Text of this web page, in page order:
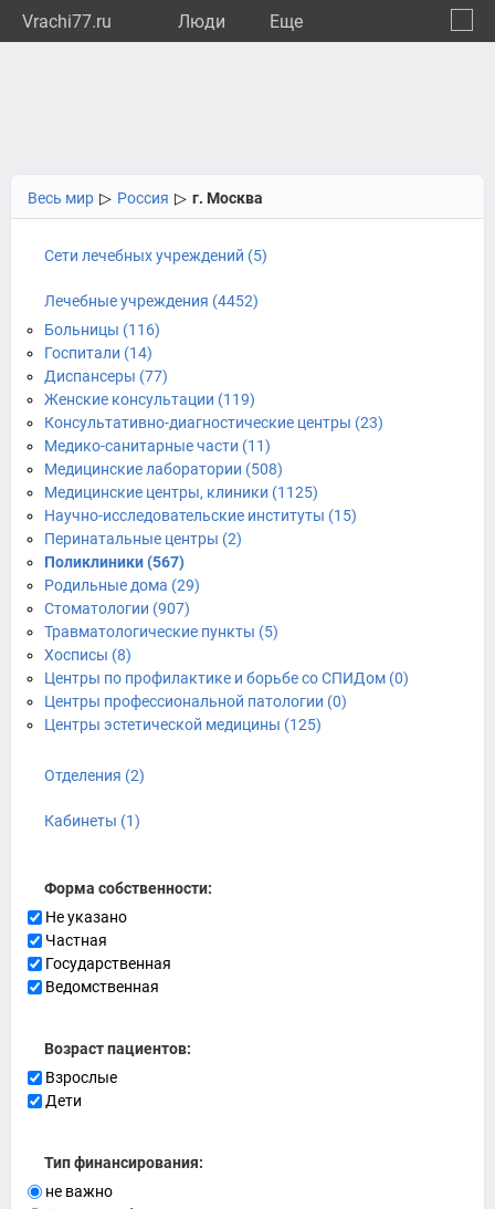
Vrachi77.ru Люди Eще
Весь мир ▷ Россия ▷ г. Москва
Сети лечебных учреждений (5)
Лечебные учреждения (4452)
Больницы (116)
Госпитали (14)
Диспансеры (77)
Женские консультации (119)
Консультативно-диагностические центры (23)
Медико-санитарные части (11)
Медицинские лаборатории (508)
Медицинские центры, клиники (1125)
Научно-исследовательские институты (15)
Перинатальные центры (2)
Поликлиники (567)
Родильные дома (29)
Стоматологии (907)
Травматологические пункты (5)
Хосписы (8)
Центры по профилактике и борьбе со СПИДом (0)
Центры профессиональной патологии (0)
Центры эстетической медицины (125)
Отделения (2)
Кабинеты (1)
Форма собственности:
Не указано
Частная
Государственная
Ведомственная
Возраст пациентов:
Взрослые
Дети
Тип финансирования:
не важно